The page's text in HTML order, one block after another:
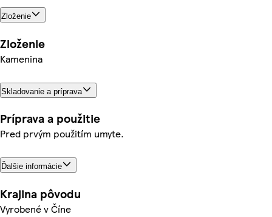
Zloženie
Zloženie
Kamenina
Skladovanie a príprava
Príprava a použitie
Pred prvým použitím umyte.
Ďalšie informácie
Krajina pôvodu
Vyrobené v Číne